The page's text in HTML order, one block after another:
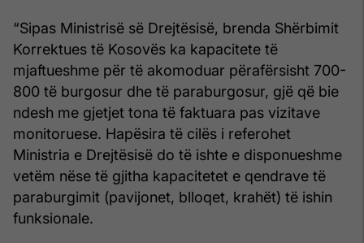
“Sipas Ministrisë së Drejtësisë, brenda Shërbimit
Korrektues të Kosovës ka kapacitete të
mjaftueshme për të akomoduar përafërsisht 700-
800 të burgosur dhe të paraburgosur, gjë që bie
ndesh me gjetjet tona të faktuara pas vizitave
monitoruese. Hapësira të cilës i referohet
Ministria e Drejtësisë do të ishte e disponueshme
vetëm nëse të gjitha kapacitetet e qendrave të
paraburgimit (pavijonet, blloqet, krahët) të ishin
funksionale.